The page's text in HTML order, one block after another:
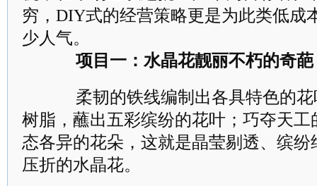
穷，DIY式的经营策略更是为此类低成
少人气。
项目一：水晶花靓丽不朽的奇葩
柔韧的铁线编制出各具特色的花
树脂，蘸出五彩缤纷的花叶；巧夺天
态各异的花朵，这就是晶莹剔透、缤
压折的水晶花。